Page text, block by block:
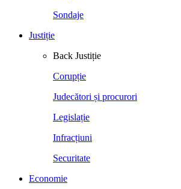
Sondaje
Justiție
Back Justiție
Corupție
Judecători și procurori
Legislație
Infracțiuni
Securitate
Economie